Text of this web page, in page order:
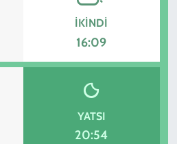
İKINDI
16:09
YATSI
20:54